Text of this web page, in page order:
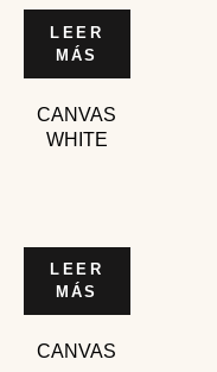
LEER
MÁS
CANVAS
WHITE
LEER
MÁS
CANVAS